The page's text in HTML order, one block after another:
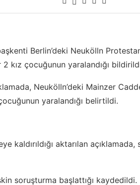
Berlin’deki Neukölln
2 kız çocuğunun yaralandığı
Neukölln’deki Mainzer
yaralandığı belirtildi.
kaldırıldığı aktarılan
soruşturma başlattığı kaydedildi.